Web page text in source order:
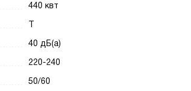
440 квт
T
40 дБ(а)
220-240
50/60